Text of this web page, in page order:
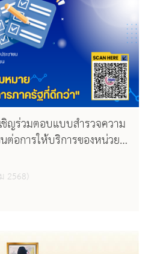
ญร่วมตอบแบบสำรวจความ
ต่อการให้บริการของหน่วย
2568)